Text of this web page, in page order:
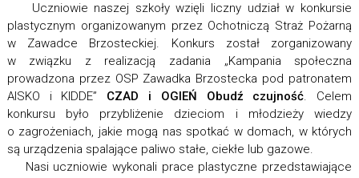
Uczniowie naszej szkoły wzięli liczny udział w konkursie
plastycznym organizowanym przez Ochotniczą Straż Pożarną
w Zawadce Brzosteckiej. Konkurs został zorganizowany
w związku z realizacją zadania „Kampania społeczna
prowadzona przez OSP Zawadka Brzostecka pod patronatem
AISKO i KIDDE” CZAD i OGIEŃ Obudź czujność. Celem
konkursu było przybliżenie dzieciom i młodzieży wiedzy
o zagrożeniach, jakie mogą nas spotkać w domach, w których
są urządzenia spalające paliwo stałe, ciekłe lub gazowe.
Nasi uczniowie wykonali prace plastyczne przedstawiające